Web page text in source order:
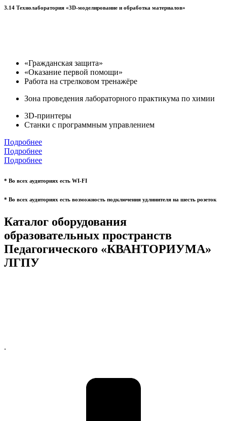
3.14 Технолаборатория «3D-моделирование и обработка материалов»
«Гражданская защита»
«Оказание первой помощи»
Работа на стрелковом тренажёре
Зона проведения лабораторного практикума по химии
3D-принтеры
Станки с программным управлением
Подробнее
Подробнее
Подробнее
* Во всех аудиториях есть WI-FI
* Во всех аудиториях есть возможность подключения удлинителя на шесть розеток
Каталог оборудования
образовательных пространств
Педагогического «КВАНТОРИУМА»
ЛГПУ
.